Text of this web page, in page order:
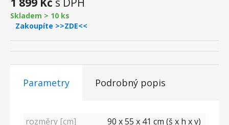
Skladem > 10 ks
Zakoupíte >>ZDE<<
Parametry Podrobný popis
rozměry [cm]
90 x 55 x 41 cm (š x h x v)